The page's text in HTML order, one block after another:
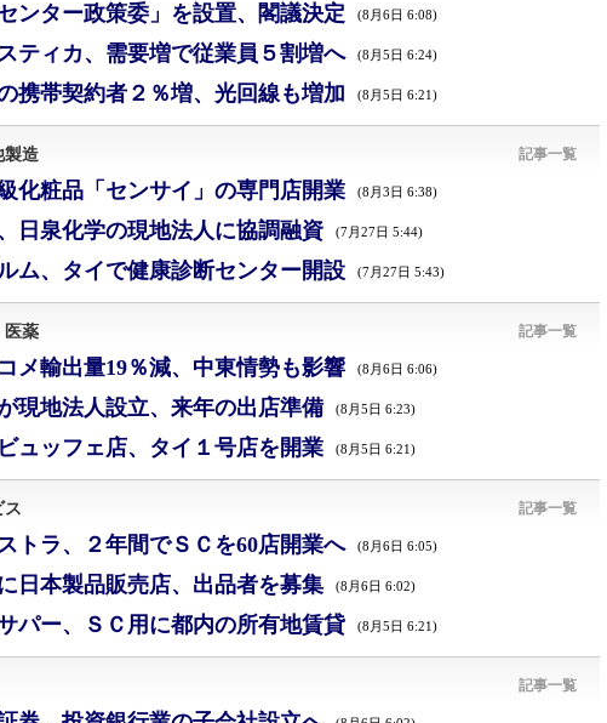
センター政策委」を設置、閣議決定 (8月6日 6:08)
ティカ、需要増で従業員５割増へ (8月5日 6:24)
携帯契約者２％増、光回線も増加 (8月5日 6:21)
製造 記事一覧
化粧品「センサイ」の専門店開業 (8月3日 6:38)
日泉化学の現地法人に協調融資 (7月27日 5:44)
ム、タイで健康診断センター開設 (7月27日 5:43)
医薬 記事一覧
メ輸出量19％減、中東情勢も影響 (8月6日 6:06)
現地法人設立、来年の出店準備 (8月5日 6:23)
ュッフェ店、タイ１号店を開業 (8月5日 6:21)
ス 記事一覧
トラ、２年間でＳＣを60店開業へ (8月6日 6:05)
日本製品販売店、出品者を募集 (8月6日 6:02)
パー、ＳＣ用に都内の所有地賃貸 (8月5日 6:21)
記事一覧